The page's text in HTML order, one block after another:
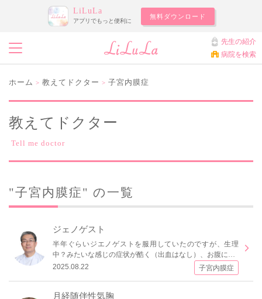
LiLuLa
アプリでもっと便利に
無料ダウンロード
先生の紹介
病院を検索
ホーム > 教えてドクター > 子宮内膜症
教えてドクター
Tell me doctor
"子宮内膜症" の一覧
ジェノゲスト
半年ぐらいジエノゲストを服用していたのですが、生理
中？みたいな感じの症状が酷く（出血はなし）、お腹に…
2025.08.22
子宮内膜症
月経随伴性気胸